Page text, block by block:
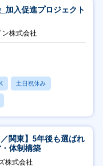
加入促進プロジェクト
株式会社
土日祝休み
関東】5年後も選ばれ
体制構築
株式会社